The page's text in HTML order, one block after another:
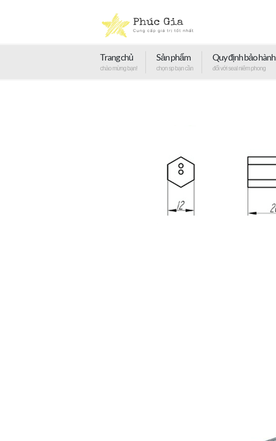
Trang chủ
chào mừng bạn!
Sản phẩm
chọn sp bạn cần
Quy định bảo hành
đối với seal niêm phong